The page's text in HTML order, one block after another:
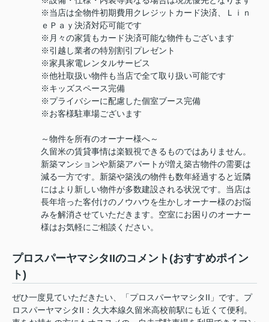
※当店は全物件初期費用クレジットカード決済、Ｌｉｎ
ｅＰａｙ決済対応可能です
※月々の家賃もカード決済可能な物件もございます
※引越し業者の特別割引プレゼント
※家具家電レンタルサービス
※他社取扱い物件も当店で全て取り扱い可能です
※キッズスペース完備
※プライバシーに配慮した個室ブース完備
※お客様駐車場ございます
～物件を所有のオーナー様へ～
久留米の賃貸事情は楽観視できるものではありません。
新築マンションや新築アパートが増え築古物件の需要は
減る一方です。新築や築浅の物件も数年経過すると近隣
にはより新しい物件が多数建設される状況です。当店は
長年培った客付けのノウハウを生かしオーナー様のお悩
みを解消させていただきます。空室にお困りのオーナー
様はお気軽にご相談ください。
プロスパーヤマシタIIのコメント(おすすめポイン
ト)
ぜひ一度見ていただきたい、「プロスパーヤマシタII」です。プ
ロスパーヤマシタII：久大本線久留米高校前駅にも近くて便利。